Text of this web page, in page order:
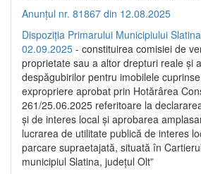
Anunțul nr. 81867 din 12.08.2025
Dispoziția Primarului Municipiului
02.09.2025 - constituirea comisiei de
proprietate sau a altor drepturi reale și
despăgubirilor pentru imobilele
expropriere aprobat prin Hotărârea
261/25.06.2025 referitoare la
și de interes local și aprobarea
lucrarea de utilitate publică de interes
parcare supraetajată, situată în
municipiul Slatina, județul Olt”